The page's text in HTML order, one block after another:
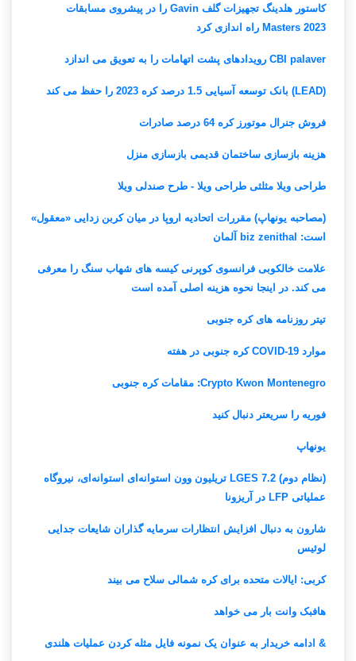
کاستور هلدینگ تجهیزات گلف Gavin را در پیشروی مسابقات
Masters 2023 راه اندازی کرد
CBI palaver رویدادهای پشت اتهامات را به تعویق می اندازد
فروش جنرال موتورز کره 64 درصد صادرات
هزینه بازسازی ساختمان قدیمی بازسازی منزل
طراحی ویلا مثلثی طراحی ویلا - طرح صندلی ویلا
(مصاحبه یونهاپ) مقررات اتحادیه اروپا در میان کربن زدایی «معقول»
است: biz zenithal آلمان
علامت خالکوبی فرانسوی کوپرنی کیسه های شهاب سنگ را معرفی
می کند. در اینجا نحوه هزینه اصلی آمده است
تیتر روزنامه های کره جنوبی
موارد COVID-19 کره جنوبی در هفته
Crypto Kwon Montenegro: مقامات کره جنوبی
فوریه را سریعتر دنبال کنید
یونهاپ
(نظام دوم) LGES 7.2 تریلیون وون استوانه‌ای استوانه‌ای، نیروگاه
عملیاتی LFP در آریزونا
شارون به دنبال افزایش انتظارات سرمایه گذاران شایعات جدایی
لوئیس
کربی: ایالات متحده برای کره شمالی سلاح می بیند
هافبک وانت بار می خواهد
& ادامه خریدار به عنوان یک نمونه فایل مثله کردن عملیات هلندی